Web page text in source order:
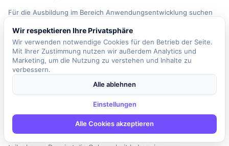
Für die Ausbildung im Bereich Anwendungsentwicklung suchen
in der Digitalisierung und moderne IT-Infrastrukturen das Banking
revolutionieren, bieten wir dir die Möglichkeit, in einem
technologiegestützten Umfeld zu arbeiten. Du wirst eng mit
verschiedenen Geschäftsbereichen zusammenarbeiten und dabei
bestehend aus etwa 300 Mitarbeitern, arbeitet überwiegend agil
und deckt zahlreiche Bereiche wie Cloud Computing,
Cybersecurity, Software Development und mehr ab. Während
deiner Ausbildung wirst du die verschiedenen Phasen der
Softwareentwicklung kennenlernen und aktiv an Projekten
Wir respektieren Ihre Privatsphäre
Wir verwenden notwendige Cookies für den Betrieb der Seite.
Mit Ihrer Zustimmung nutzen wir außerdem Analytics und
Marketing, um die Nutzung zu verstehen und Inhalte zu
verbessern.
Alle ablehnen
Einstellungen
Alle Cookies akzeptieren